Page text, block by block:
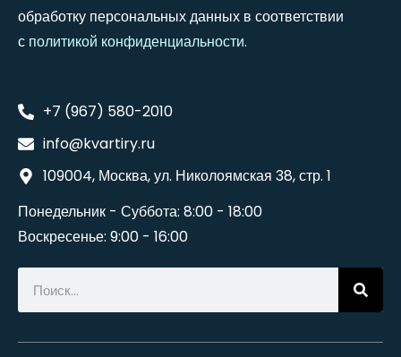
обработку персональных данных в соответствии
с политикой конфиденциальности.
+7 (967) 580-2010
info@kvartiry.ru
109004, Москва, ул. Николоямская 38, стр. 1
Понедельник - Суббота: 8:00 - 18:00
Воскресенье: 9:00 - 16:00